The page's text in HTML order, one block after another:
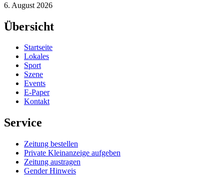
6. August 2026
Übersicht
Startseite
Lokales
Sport
Szene
Events
E-Paper
Kontakt
Service
Zeitung bestellen
Private Kleinanzeige aufgeben
Zeitung austragen
Gender Hinweis